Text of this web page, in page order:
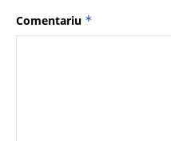
Comentariu *